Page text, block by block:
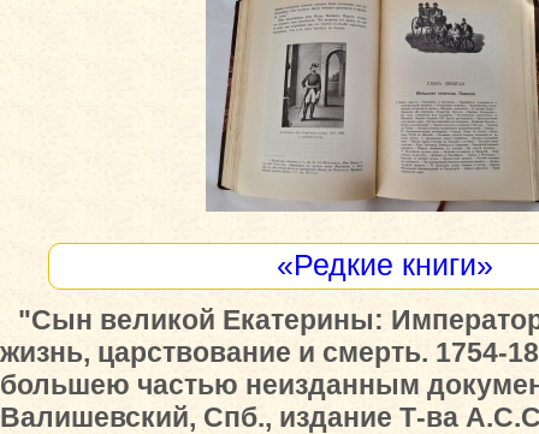
«Редкие книги»
"Сын великой Екатерины:
жизнь, царствование и смерть. 1754-
большею частью неизданным
Валишевский, Спб., издание Т-ва